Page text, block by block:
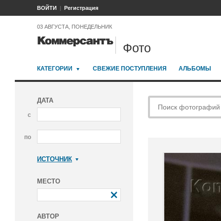
ВОЙТИ Регистрация
03 АВГУСТА, ПОНЕДЕЛЬНИК
Фото
КАТЕГОРИИ СВЕЖИЕ ПОСТУПЛЕНИЯ АЛЬБОМЫ
ДАТА
с
по
ИСТОЧНИК
МЕСТО
АВТОР